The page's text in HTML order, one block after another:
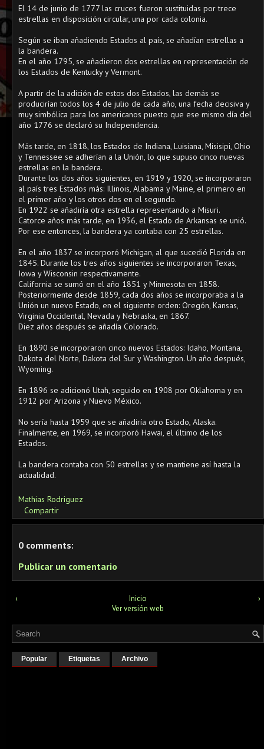
El 14 de junio de 1777 las cruces fueron sustituidas por trece
estrellas en disposición circular, una por cada colonia.
Según se iban añadiendo Estados al país, se añadían estrellas a
la bandera.
En el año 1795, se añadieron dos estrellas en representación de
los Estados de Kentucky y Vermont.
A partir de la adición de estos dos Estados, las demás se
producirían todos los 4 de julio de cada año, una fecha decisiva y
muy simbólica para los americanos puesto que ese mismo día del
año 1776 se declaró su Independencia.
Más tarde, en 1818, los Estados de Indiana, Luisiana, Misisipi, Ohio
y Tennessee se adherían a la Unión, lo que supuso cinco nuevas
estrellas en la bandera.
Durante los dos años siguientes, en 1919 y 1920, se incorporaron
al país tres Estados más: Illinois, Alabama y Maine, el primero en
el primer año y los otros dos en el segundo.
En 1922 se añadiría otra estrella representando a Misuri.
Catorce años más tarde, en 1936, el Estado de Arkansas se unió.
Por ese entonces, la bandera ya contaba con 25 estrellas.
En el año 1837 se incorporó Michigan, al que sucedió Florida en
1845. Durante los tres años siguientes se incorporaron Texas,
Iowa y Wisconsin respectivamente.
California se sumó en el año 1851 y Minnesota en 1858.
Posteriormente desde 1859, cada dos años se incorporaba a la
Unión un nuevo Estado, en el siguiente orden: Oregón, Kansas,
Virginia Occidental, Nevada y Nebraska, en 1867.
Diez años después se añadía Colorado.
En 1890 se incorporaron cinco nuevos Estados: Idaho, Montana,
Dakota del Norte, Dakota del Sur y Washington. Un año después,
Wyoming.
En 1896 se adicionó Utah, seguido en 1908 por Oklahoma y en
1912 por Arizona y Nuevo México.
No sería hasta 1959 que se añadiría otro Estado, Alaska.
Finalmente, en 1969, se incorporó Hawai, el último de los
Estados.
La bandera contaba con 50 estrellas y se mantiene así hasta la
actualidad.
Mathias Rodriguez
Compartir
0 comments:
Publicar un comentario
‹ ›
Inicio
Ver versión web
Popular Etiquetas Archivo